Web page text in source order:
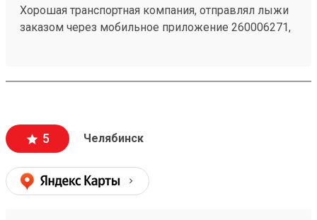
Хорошая транспортная компания, отправлял лыжи
заказом через мобильное приложение 260006271,
5 Челябинск